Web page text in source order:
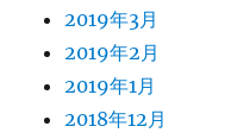
2019年3月
2019年2月
2019年1月
2018年12月